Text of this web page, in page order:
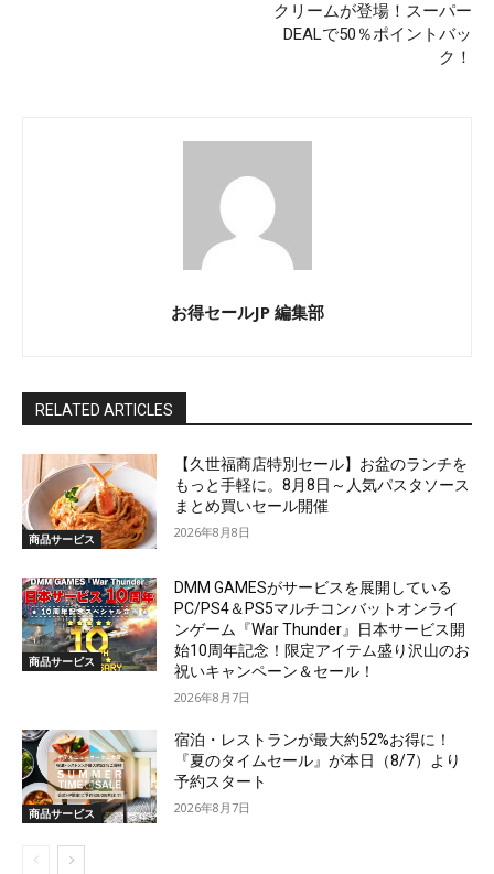
クリームが登場！スーパー
DEALで50％ポイントバッ
ク！
お得セールJP 編集部
RELATED ARTICLES
商品サービス
【久世福商店特別セール】お盆のランチを
もっと手軽に。8月8日～人気パスタソース
まとめ買いセール開催
2026年8月8日
商品サービス
DMM GAMESがサービスを展開している
PC/PS4＆PS5マルチコンバットオンライ
ンゲーム『War Thunder』日本サービス開
始10周年記念！限定アイテム盛り沢山のお
祝いキャンペーン＆セール！
2026年8月7日
商品サービス
宿泊・レストランが最大約52%お得に！
『夏のタイムセール』が本日（8/7）より
予約スタート
2026年8月7日